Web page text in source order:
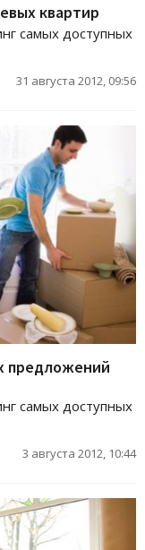
квартир
самых доступных
31 августа 2012, 09:56
предложений
самых доступных
3 августа 2012, 10:44